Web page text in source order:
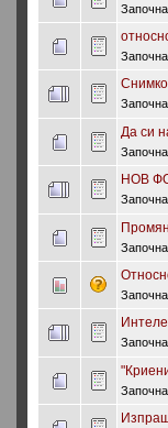
Да си
НОВ